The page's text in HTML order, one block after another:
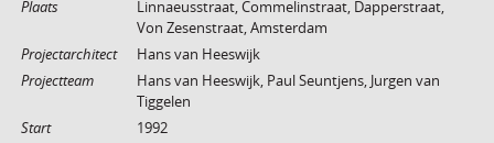
Plaats
Linnaeusstraat, Commelinstraat, Dapperstraat,
Von Zesenstraat, Amsterdam
Projectarchitect
Hans van Heeswijk
Projectteam
Hans van Heeswijk, Paul Seuntjens, Jurgen van
Tiggelen
Start
1992